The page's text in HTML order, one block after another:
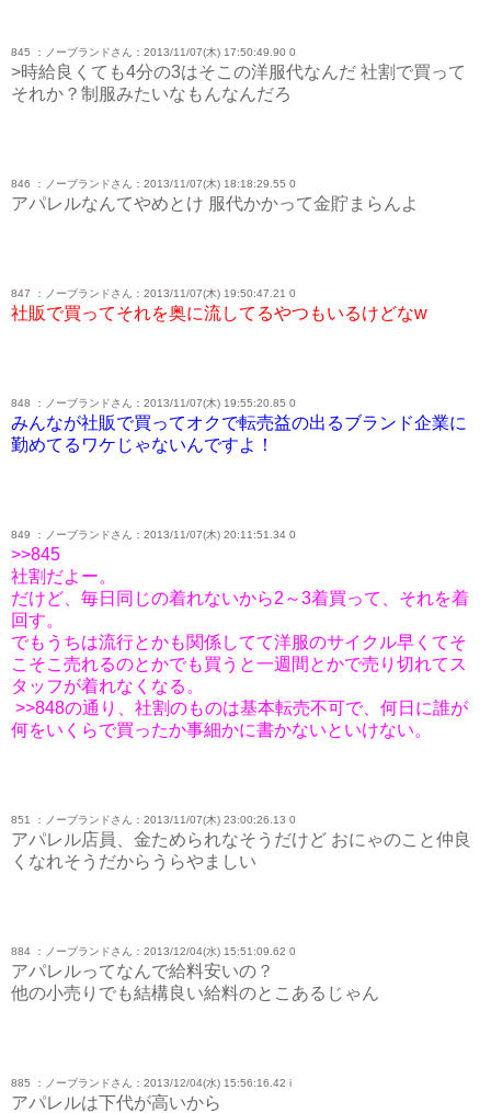
845 ：ノーブランドさん：2013/11/07(木) 17:50:49.90 0
>時給良くても4分の3はそこの洋服代なんだ 社割で買って
それか？制服みたいなもんなんだろ
846 ：ノーブランドさん：2013/11/07(木) 18:18:29.55 0
アパレルなんてやめとけ 服代かかって金貯まらんよ
847 ：ノーブランドさん：2013/11/07(木) 19:50:47.21 0
社販で買ってそれを奥に流してるやつもいるけどなw
848 ：ノーブランドさん：2013/11/07(木) 19:55:20.85 0
みんなが社販で買ってオクで転売益の出るブランド企業に
勤めてるワケじゃないんですよ！
849 ：ノーブランドさん：2013/11/07(木) 20:11:51.34 0
>>845
社割だよー。
だけど、毎日同じの着れないから2～3着買って、それを着
回す。
でもうちは流行とかも関係してて洋服のサイクル早くてそ
こそこ売れるのとかでも買うと一週間とかで売り切れてス
タッフが着れなくなる。
>>848の通り、社割のものは基本転売不可で、何日に誰が
何をいくらで買ったか事細かに書かないといけない。
851 ：ノーブランドさん：2013/11/07(木) 23:00:26.13 0
アパレル店員、金ためられなそうだけど おにゃのこと仲良
くなれそうだからうらやましい
884 ：ノーブランドさん：2013/12/04(水) 15:51:09.62 0
アパレルってなんで給料安いの？
他の小売りでも結構良い給料のとこあるじゃん
885 ：ノーブランドさん：2013/12/04(水) 15:56:16.42 i
アパレルは下代が高いから